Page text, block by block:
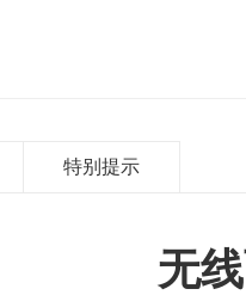
特别提示
无